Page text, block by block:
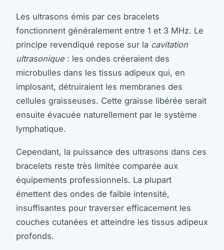
Les ultrasons émis par ces bracelets
fonctionnent généralement entre 1 et 3 MHz. Le
principe revendiqué repose sur la cavitation
ultrasonique: les ondes créeraient des
microbulles dans les tissus adipeux qui, en
implosant, détruiraient les membranes des
cellules graisseuses. Cette graisse libérée serait
ensuite évacuée naturellement par le système
lymphatique.
Cependant, la puissance des ultrasons dans ces
bracelets reste très limitée comparée aux
équipements professionnels. La plupart
émettent des ondes de faible intensité,
insuffisantes pour traverser efficacement les
couches cutanées et atteindre les tissus adipeux
profonds.